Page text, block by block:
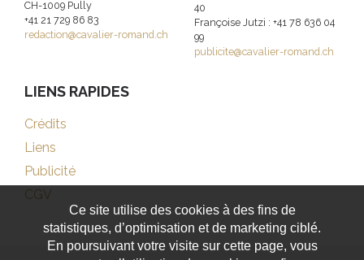
CH-1009 Pully
+41 21 729 86 83
redaction@cavalier-romand.ch
40
Françoise Jutzi : +41 78 636 04
99
publicite@cavalier-romand.ch
LIENS RAPIDES
Crédits
Liens
Publicité
CGV
Ce site utilise des cookies à des fins de
statistiques, d’optimisation et de marketing ciblé.
En poursuivant votre visite sur cette page, vous